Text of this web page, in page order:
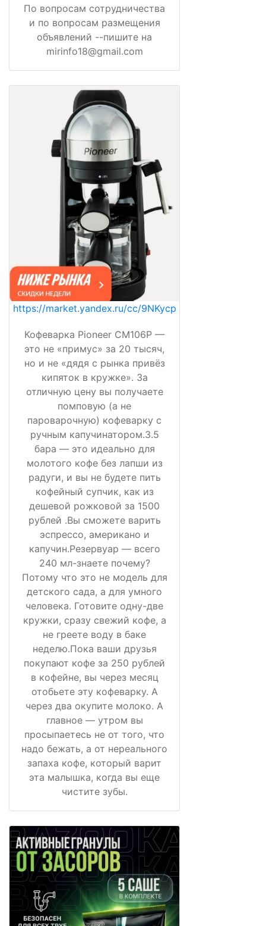
По вопросам сотрудничества
и по вопросам размещения
объявлений --пишите на
mirinfo18@gmail.com
https://market.yandex.ru/cc/9NKycp
Кофеварка Pioneer CM106P —
это не «примус» за 20 тысяч,
но и не «дядя с рынка привёз
кипяток в кружке». За
отличную цену вы получаете
помповую (а не
пароварочную) кофеварку с
ручным капучинатором.3.5
бара — это идеально для
молотого кофе без лапши из
радуги, и вы не будете пить
кофейный супчик, как из
дешевой рожковой за 1500
рублей .Вы сможете варить
эспрессо, американо и
капучин.Резервуар — всего
240 мл-знаете почему?
Потому что это не модель для
детского сада, а для умного
человека. Готовите одну-две
кружки, сразу свежий кофе, а
не греете воду в баке
неделю.Пока ваши друзья
покупают кофе за 250 рублей
в кофейне, вы через месяц
отобьете эту кофеварку. А
через два окупите молоко. А
главное — утром вы
просыпаетесь не от того, что
надо бежать, а от нереального
запаха кофе, который варит
эта малышка, когда вы еще
чистите зубы.